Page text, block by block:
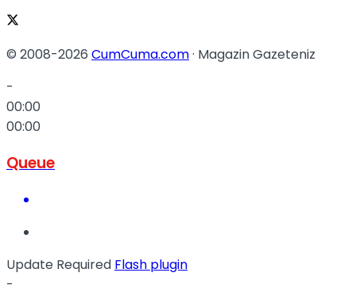
© 2008-2026 CumCuma.com· Magazin Gazeteniz
-
00:00
00:00
Queue
Update Required Flash plugin
-